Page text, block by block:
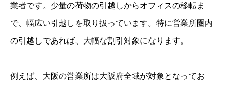
業者です。少量の荷物の引越しからオフィスの移転ま
で、幅広い引越しを取り扱っています。特に営業所圏内
の引越しであれば、大幅な割引対象になります。
例えば、大阪の営業所は大阪府全域が対象となってお